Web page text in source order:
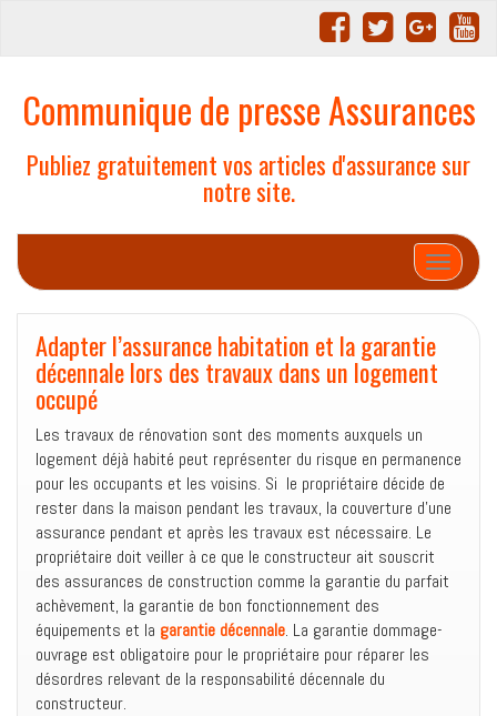
Communique de presse Assurances
Publiez gratuitement vos articles d'assurance sur
notre site.
Afficher/
Adapter l’assurance habitation et la garantie
décennale lors des travaux dans un logement
occupé
Les travaux de rénovation sont des moments auxquels un
logement déjà habité peut représenter du risque en permanence
pour les occupants et les voisins. Si le propriétaire décide de
rester dans la maison pendant les travaux, la couverture d’une
assurance pendant et après les travaux est nécessaire. Le
propriétaire doit veiller à ce que le constructeur ait souscrit
des assurances de construction comme la garantie du parfait
achèvement, la garantie de bon fonctionnement des
équipements et la garantie décennale. La garantie dommage-
ouvrage est obligatoire pour le propriétaire pour réparer les
désordres relevant de la responsabilité décennale du
constructeur.